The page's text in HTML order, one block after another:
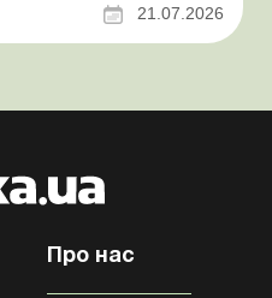
мобілізації удосконалено
центр з організації
бронювання військовозобов’язаних Верховна ...
21.07.2026
Про нас